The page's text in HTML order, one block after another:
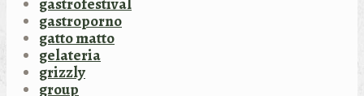
gastrofestival
gastroporno
gatto matto
gelateria
grizzly
group